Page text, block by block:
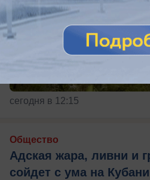
сегодня в 12:15
Общество
Адская жара, ливни и
сойдет с ума на Кубани